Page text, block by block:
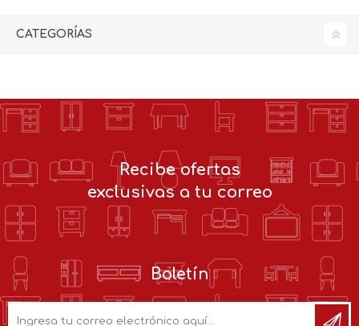
CATEGORÍAS
Recibe ofertas
exclusivas a tu correo
Boletín